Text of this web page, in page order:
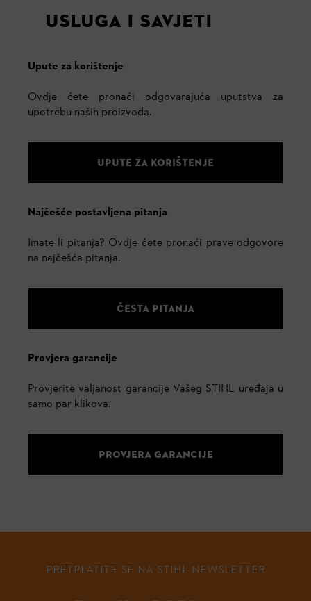
USLUGA I SAVJETI
Upute za korištenje
Ovdje ćete pronaći odgovarajuća uputstva za
upotrebu naših proizvoda.
UPUTE ZA KORIŠTENJE
Najčešće postavljena pitanja
Imate li pitanja? Ovdje ćete pronaći prave odgovore
na najčešća pitanja.
ČESTA PITANJA
Provjera garancije
Provjerite valjanost garancije Vašeg STIHL uređaja u
samo par klikova.
PROVJERA GARANCIJE
PRETPLATITE SE NA STIHL NEWSLETTER